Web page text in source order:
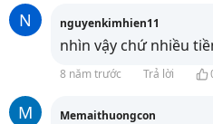
N nguyenkimhien11
nhìn vậy chứ nhiều
8 năm trước Trả lời
M Memaithuongcon